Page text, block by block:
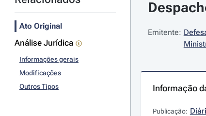
Ato Original
Análise Jurídica
Informações gerais
Modificações
Outros Tipos
Emitente:
Informação
Publicação: